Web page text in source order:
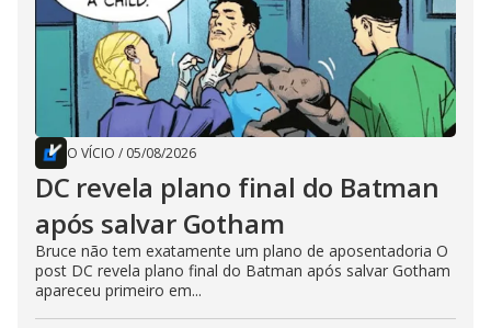
O VÍCIO / 05/08/2026
DC revela plano final do Batman
após salvar Gotham
Bruce não tem exatamente um plano de aposentadoria O
post DC revela plano final do Batman após salvar Gotham
apareceu primeiro em...